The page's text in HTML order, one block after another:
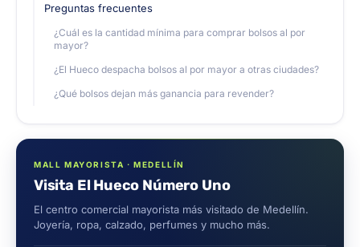
Preguntas frecuentes
¿Cuál es la cantidad mínima para comprar bolsos al por
mayor?
¿El Hueco despacha bolsos al por mayor a otras ciudades?
¿Qué bolsos dejan más ganancia para revender?
MALL MAYORISTA · MEDELLÍN
Visita El Hueco Número Uno
El centro comercial mayorista más visitado de Medellín.
Joyería, ropa, calzado, perfumes y mucho más.